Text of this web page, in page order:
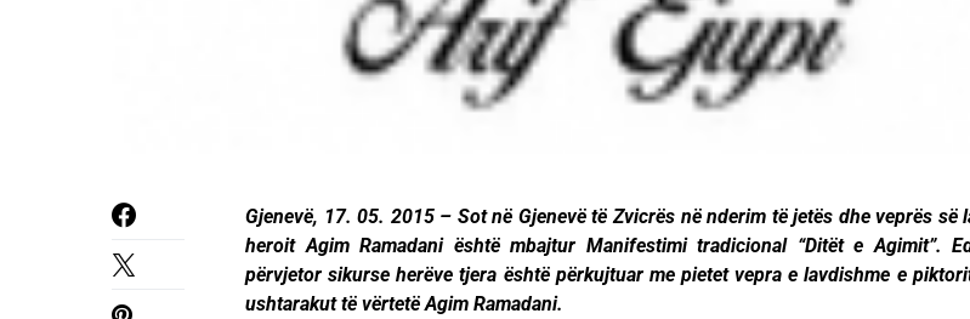
Gjenevë, 17. 05. 2015 – Sot në Gjenevë të Zvicrës në nderim të jetës dhe veprës së
heroit Agim Ramadani është mbajtur Manifestimi tradicional “Ditët e Agimit”.
përvjetor sikurse herëve tjera është përkujtuar me pietet vepra e lavdishme e
ushtarakut të vërtetë Agim Ramadani.